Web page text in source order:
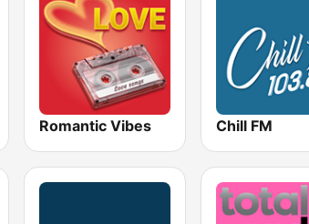
Romantic Vibes Chill FM